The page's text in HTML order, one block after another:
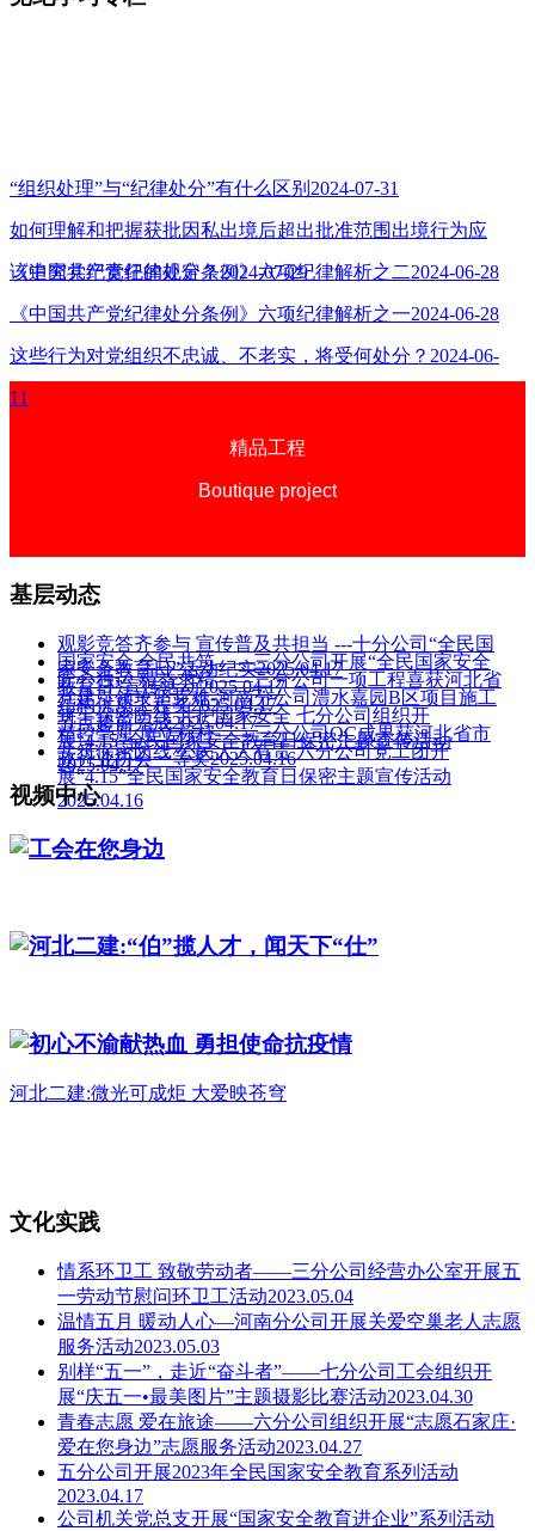
“组织处理”与“纪律处分”有什么区别 2024-07-31
如何理解和把握获批因私出境后超出批准范围出境行为应
该追究党纪责任的规定？2024-07-29
《中国共产党纪律处分条例》六项纪律解析之二2024-06-28
《中国共产党纪律处分条例》六项纪律解析之一2024-06-28
这些行为对党组织不忠诚、不老实，将受何处分？ 2024-06-
11
精品工程
Boutique project
基层动态
观影竞答齐参与 宣传普及共担当 ---十分公司“全民国
家安全教育日”活动纪实2025.04.17
国家安全 全民共筑——三分公司开展“全民国家安全
教育日”宣传活动2025.04.17
匠心独运 精益求精——三分公司一项工程喜获河北省
结构优质工程奖2025.04.17
党建引领攻坚克难-河南分公司澧水嘉园B区项目施工
节点超前完成2025.04.17
筑牢保密防线 共护国家安全 七分公司组织开
展“4.15”全民国家安全教育日保密主题宣传活动
2025.04.17
精控毫厘 质立标杆——三分公司QC成果获河北省市
政行业协会一等奖2025.04.16
共筑保密防线 公民人人有责 六分公司党工团开
展“4.15”全民国家安全教育日保密主题宣传活动
2025.04.16
视频中心
工会在您身边
河北二建:“伯”揽人才，闻天下“仕”
初心不渝献热血 勇担使命抗疫情
河北二建:微光可成炬 大爱映苍穹
文化实践
情系环卫工 致敬劳动者——三分公司经营办公室开展五
一劳动节慰问环卫工活动2023.05.04
温情五月 暖动人心—河南分公司开展关爱空巢老人志愿
服务活动2023.05.03
别样“五一”，走近“奋斗者”——七分公司工会组织开
展“庆五一•最美图片”主题摄影比赛活动2023.04.30
青春志愿 爱在旅途——六分公司组织开展“志愿石家庄·
爱在您身边”志愿服务活动2023.04.27
五分公司开展2023年全民国家安全教育系列活动
2023.04.17
公司机关党总支开展“国家安全教育进企业”系列活动